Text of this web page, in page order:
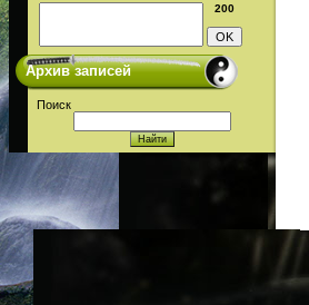
200
Архив записей
Поиск